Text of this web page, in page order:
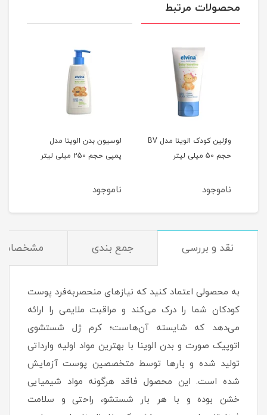
محصولات مرتبط
وازلین کودک الوینا مدل BV
حجم 50 میلی لیتر
ناموجود
لوسیون بدن الوینا مدل
پمپی حجم 250 میلی لیتر
ناموجود
نقد و بررسی جمع بندی مشخصات
به محصولی اعتماد کنید که نیازهای منحصربه‌فرد پوست
کودکان شما را درک می‌کند و مراقبت ملایمی را ارائه
می‌دهد که شایسته آن‌هاست؛ کرم ژل شستشوی
اتوپیک صورت و بدن الوینا با بهترین مواد اولیه وارداتی
تولید شده و بارها توسط متخصصین پوست آزمایش
شده است. این محصول فاقد هرگونه مواد شیمیایی
خشن بوده و با هر بار شستشو، راحتی و سلامت